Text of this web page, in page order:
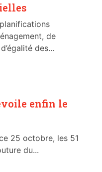
de
des...
enfin le
25 octobre, les 51
du...